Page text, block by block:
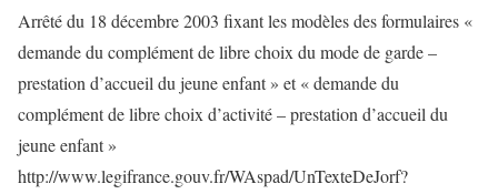
Arrêté du 18 décembre 2003 fixant les modèles des formulaires «
demande du complément de libre choix du mode de garde –
prestation d’accueil du jeune enfant » et « demande du
complément de libre choix d’activité – prestation d’accueil du
jeune enfant »
http://www.legifrance.gouv.fr/WAspad/UnTexteDeJorf?